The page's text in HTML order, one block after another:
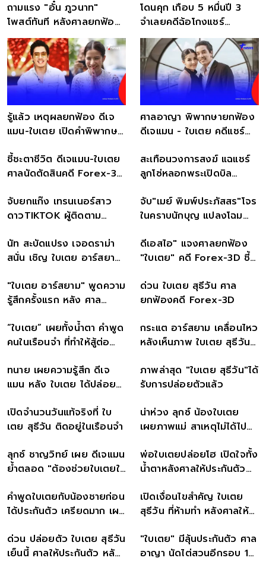
ถามแรง "อั๋น ภูวนาท"
โพสต์ทันที หลังศาลยกฟ้อง
"ดีเจแมน-ใบเตย" คดี
Forex-3D
โดนคุก เกือบ 5 หมื่นปี 3
จำเลยคดีฉ้อโกงแชร์
Forex-3D ชดใช้ผู้เสียหาย
2,478 ล้าน
รู้แล้ว เหตุผลยกฟ้อง ดีเจ
แมน-ใบเตย เปิดคำพิพากษา
ศาลอาญา พิพากษายกฟ้อง
ดีเจแมน - ใบเตย คดีแชร์
ชี้ชะตาชีวิต ดีเจแมน-ใบเตย
ศาลนัดตัดสินคดี Forex-3D
สะเทือนวงการสงฆ์ แฉแชร์
ลูกโซ่หลอกพระเปิดบิล
จับยกแก๊ง เทรนเนอร์สาว
ดาวTIKTOK ผู้ติดตาม
จับ"เมย์ พิมพ์ประภัสสร"โจร
ในคราบนักบุญ แปลงโฉม
นัท สะบัดแปรง เจอดราม่า
สนั่น เชิญ ใบเตย อาร์สยาม
เดือด
ดีเอสไอ" แจงศาลยกฟ้อง
"ใบเตย" คดี Forex-3D ชี้
"ใบเตย อาร์สยาม" พูดความ
รู้สึกครั้งแรก หลัง ศาล
ด่วน ใบเตย สุธีวัน ศาล
ยกฟ้องคดี Forex-3D
“ใบเตย” เผยทั้งน้ำตา คำพูด
คนในเรือนจำ ที่ทำให้สู้ต่อ
กระแต อาร์สยาม เคลื่อนไหว
หลังเห็นภาพ ใบเตย สุธีวัน
ทนาย เผยความรู้สึก ดีเจ
แมน หลัง ใบเตย ได้ปล่อย
ภาพล่าสุด "ใบเตย สุธีวัน"ได้
รับการปล่อยตัวแล้ว
เปิดจำนวนวันแท้จริงที่ ใบ
เตย สุธีวัน ติดอยู่ในเรือนจำ
น่าห่วง ลุกซ์ น้องใบเตย
เผยภาพแม่ สาเหตุไม่ได้ไป
ลุกซ์ ชาญวิทย์ เผย ดีเจแมน
ย้ำตลอด "ต้องช่วยใบเตยให้
พ่อใบเตยปล่อยโฮ เปิดใจทั้ง
น้ำตาหลังศาลให้ประกันตัว
คำพูดใบเตยกับน้องชายก่อน
ได้ประกันตัว เครียดมาก เผย
เปิดเงื่อนไขสำคัญ ใบเตย
สุธีวัน ที่ห้ามทำ หลังศาลให้
ด่วน ปล่อยตัว ใบเตย สุธีวัน
เย็นนี้ ศาลให้ประกันตัว หลัก
"ใบเตย" มีลุ้นประกันตัว ศาล
อาญา นัดไต่สวนอีกรอบ 15